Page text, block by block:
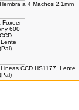
a 4 Machos 2.1mm
CCD HS1177, Lente